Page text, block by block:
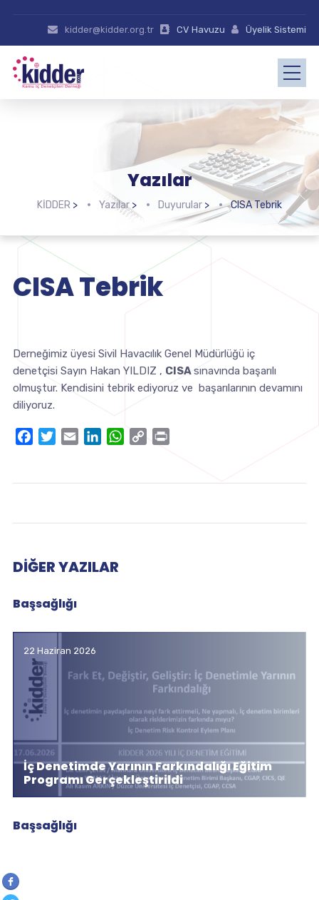
kidder@kidder.org.tr CV Havuzu Üyelik Sistemi
Yazılar
KİDDER > Yazılar> Duyurular > CISA Tebrik
CISA Tebrik
Derneğimiz üyesi Sivil Havacılık Genel Müdürlüğü iç
denetçisi Sayın Hakan YILDIZ , CISAsınavında başarılı
olmuştur. Kendisini tebrik ediyoruz ve başarılarının devamını
diliyoruz.
FacebookTwitter
Email LinkedInWhatsApp
Copy
DIĞER YAZILAR
Başsağlığı
22 Haziran 2026
İç Denetimde Yarının Farkındalığı Eğitim
Programı Gerçekleştirildi
Başsağlığı